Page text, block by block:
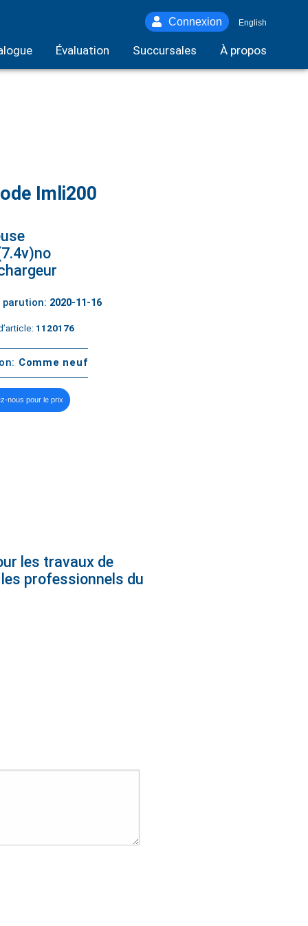
Connexion English
Évaluation Succursales À propos
Imli200
parution: 2020-11-16
1120176
Comme neuf
nous pour le prix
les travaux de
professionnels du